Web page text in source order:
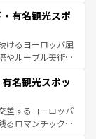
一覧を参照してほ
メンコ、熱気あふ
一部となってい
や、バルセロナの
ローマ遺跡や中世
スペインはその個
有名観光スポ
けるヨーロッパ屈
やルーブル美術館
宮殿、歴史的な大
、訪れる者を心
国としても知ら
産にも登録されて
名観光スポッ
差するヨーロッパ
るロマンチック街